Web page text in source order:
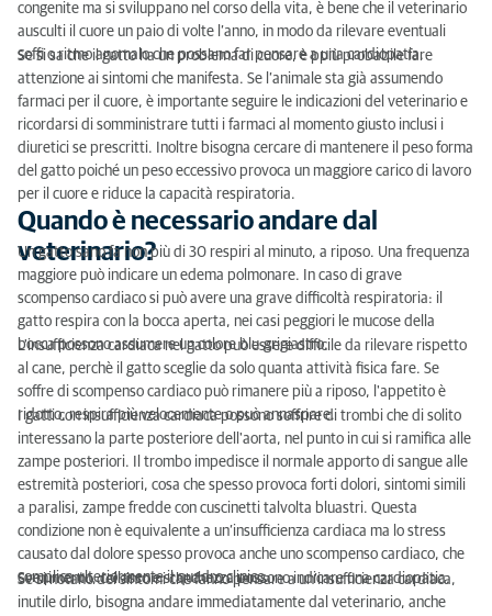
congenite ma si sviluppano nel corso della vita, è bene che il veterinario
ausculti il cuore un paio di volte l’anno, in modo da rilevare eventuali
soffi o ritmo anomalo che possano far pensare a una cardiopatia.
Se si sa che il gatto ha un problema di cuore, è ppiù probabile fare
attenzione ai sintomi che manifesta. Se l’animale sta già assumendo
farmaci per il cuore, è importante seguire le indicazioni del veterinario e
ricordarsi di somministrare tutti i farmaci al momento giusto inclusi i
diuretici se prescritti. Inoltre bisogna cercare di mantenere il peso forma
del gatto poiché un peso eccessivo provoca un maggiore carico di lavoro
per il cuore e riduce la capacità respiratoria.
Quando è necessario andare dal
veterinario?
Un gatto sano fa non più di 30 respiri al minuto, a riposo. Una frequenza
maggiore può indicare un edema polmonare. In caso di grave
scompenso cardiaco si può avere una grave difficoltà respiratoria: il
gatto respira con la bocca aperta, nei casi peggiori le mucose della
bocca possono assumere un colore blu-grigiastro.
L'insufficienza cardiaca nel gatto può essere difficile da rilevare rispetto
al cane, perchè il gatto sceglie da solo quanta attività fisica fare. Se
soffre di scompenso cardiaco può rimanere più a riposo, l'appetito è
ridotto, respira più velocemente o può annaspare.
I gatti con insufficienza cardiaca possono soffrire di trombi che di solito
interessano la parte posteriore dell'aorta, nel punto in cui si ramifica alle
zampe posteriori. Il trombo impedisce il normale apporto di sangue alle
estremità posteriori, cosa che spesso provoca forti dolori, sintomi simili
a paralisi, zampe fredde con cuscinetti talvolta bluastri. Questa
condizione non è equivalente a un’insufficienza cardiaca ma lo stress
causato dal dolore spesso provoca anche uno scompenso cardiaco, che
complica ulteriormente il quadro clinico.
Svenimento, collasso e stanchezza possono indicare una cardiopatia.
Se si notano dei sintomi che fanno pensare a un’insufficienza cardiaca,
inutile dirlo, bisogna andare immediatamente dal veterinario, anche